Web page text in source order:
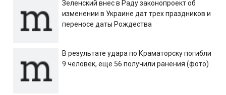
Зеленский внес в Раду законопроект об
изменении в Украине дат трех праздников и
переносе даты Рождества
В результате удара по Краматорску погибли
9 человек, еще 56 получили ранения (фото)